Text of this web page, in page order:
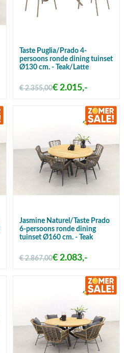
Taste Puglia/Prado 4-
persoons ronde dining tuinset
Ø130 cm. - Teak/Latte
€ 2.355,00€ 2.015,-
Jasmine Naturel/Taste Prado
6-persoons ronde dining
tuinset Ø160 cm. - Teak
€ 2.867,00€ 2.083,-